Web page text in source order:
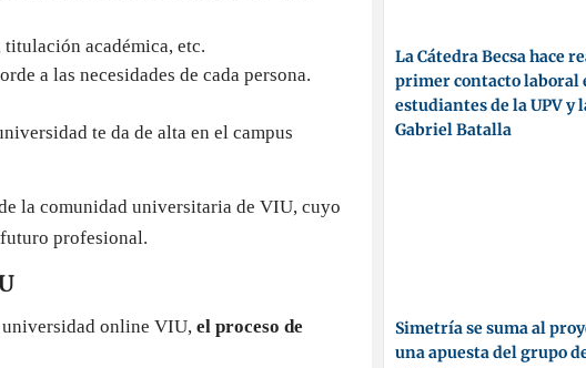
académica, etc.
a las necesidades de cada persona.
te da de alta en el campus
la comunidad universitaria de VIU, cuyo
profesional.
universidad online VIU, el proceso de
La Cátedra Becsa hace
primer contacto laboral
estudiantes de la UPV y
Gabriel Batalla
Simetría se suma al
una apuesta del grupo